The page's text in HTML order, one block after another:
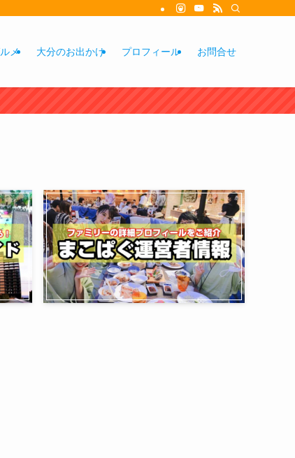
メ 大分のお出かけ プロフィール お問合せ